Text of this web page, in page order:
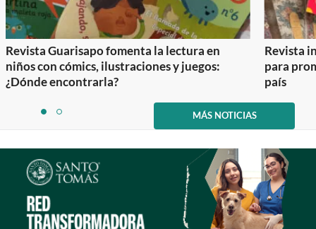
Revista Guarisapo fomenta la lectura en
niños con cómics, ilustraciones y juegos:
¿Dónde encontrarla?
Revista
para
país
itemitem
2
MÁS NOTICIAS